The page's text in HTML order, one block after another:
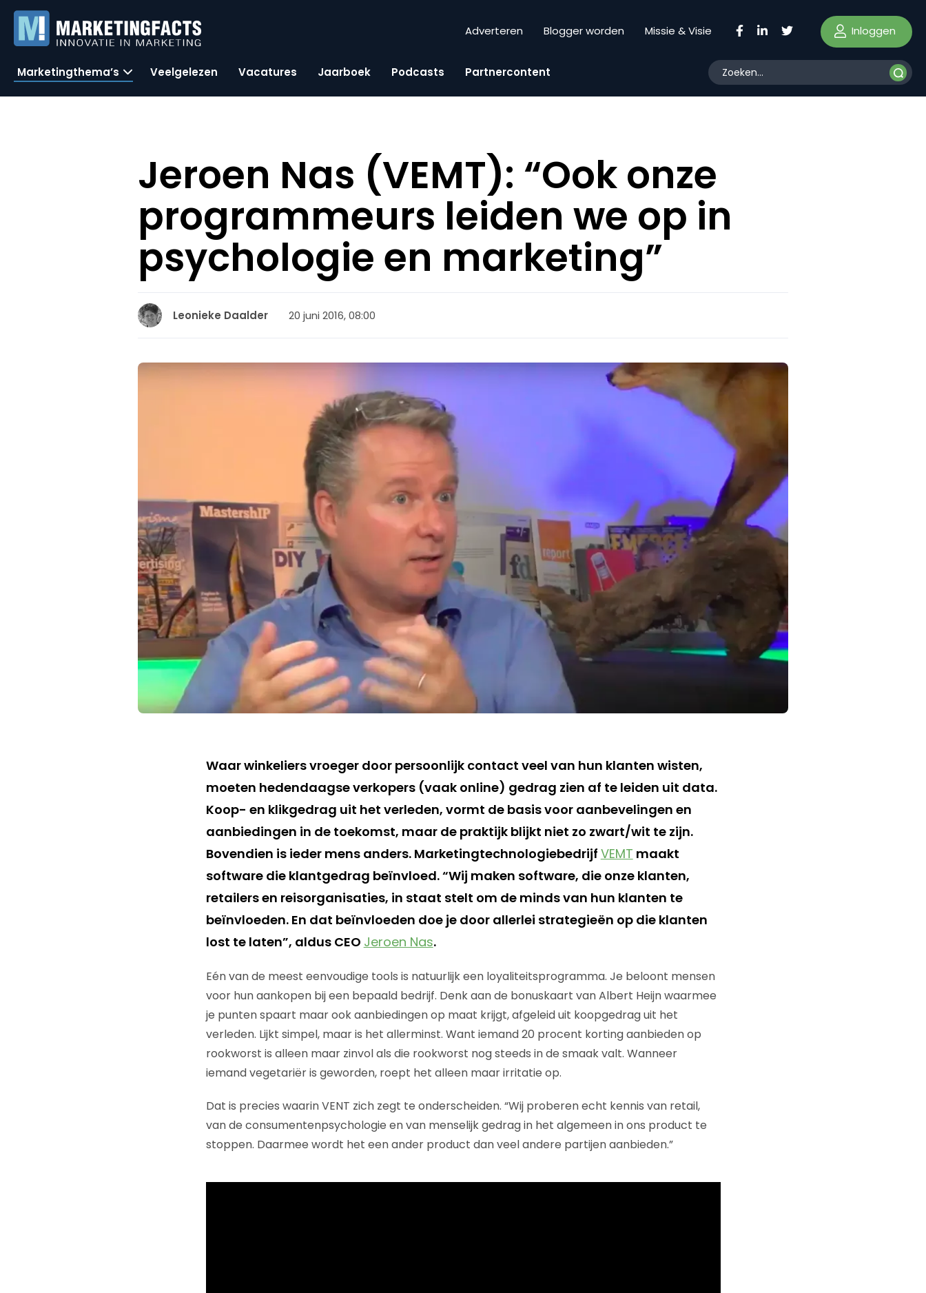
Adverteren Blogger worden Missie & Visie Inloggen
Marketingthema’s Veelgelezen Vacatures Jaarboek Podcasts Partnercontent
Jeroen Nas (VEMT): “Ook onze
programmeurs leiden we op in
psychologie en marketing”
Leonieke Daalder 20 juni 2016, 08:00
Waar winkeliers vroeger door persoonlijk contact veel van hun klanten wisten,
moeten hedendaagse verkopers (vaak online) gedrag zien af te leiden uit data.
Koop- en klikgedrag uit het verleden, vormt de basis voor aanbevelingen en
aanbiedingen in de toekomst, maar de praktijk blijkt niet zo zwart/wit te zijn.
Bovendien is ieder mens anders. Marketingtechnologiebedrijf VEMT maakt
software die klantgedrag beïnvloed. “Wij maken software, die onze klanten,
retailers en reisorganisaties, in staat stelt om de minds van hun klanten te
beïnvloeden. En dat beïnvloeden doe je door allerlei strategieën op die klanten
lost te laten”, aldus CEO Jeroen Nas. ​
Eén van de meest eenvoudige tools is natuurlijk een loyaliteitsprogramma. Je beloont mensen
voor hun aankopen bij een bepaald bedrijf. Denk aan de bonuskaart van Albert Heijn waarmee
je punten spaart maar ook aanbiedingen op maat krijgt, afgeleid uit koopgedrag uit het
verleden. Lijkt simpel, maar is het allerminst. Want iemand 20 procent korting aanbieden op
rookworst is alleen maar zinvol als die rookworst nog steeds in de smaak valt. Wanneer
iemand vegetariër is geworden, roept het alleen maar irritatie op.
Dat is precies waarin VENT zich zegt te onderscheiden. “Wij proberen echt kennis van retail,
van de consumentenpsychologie en van menselijk gedrag in het algemeen in ons product te
stoppen. Daarmee wordt het een ander product dan veel andere partijen aanbieden.”